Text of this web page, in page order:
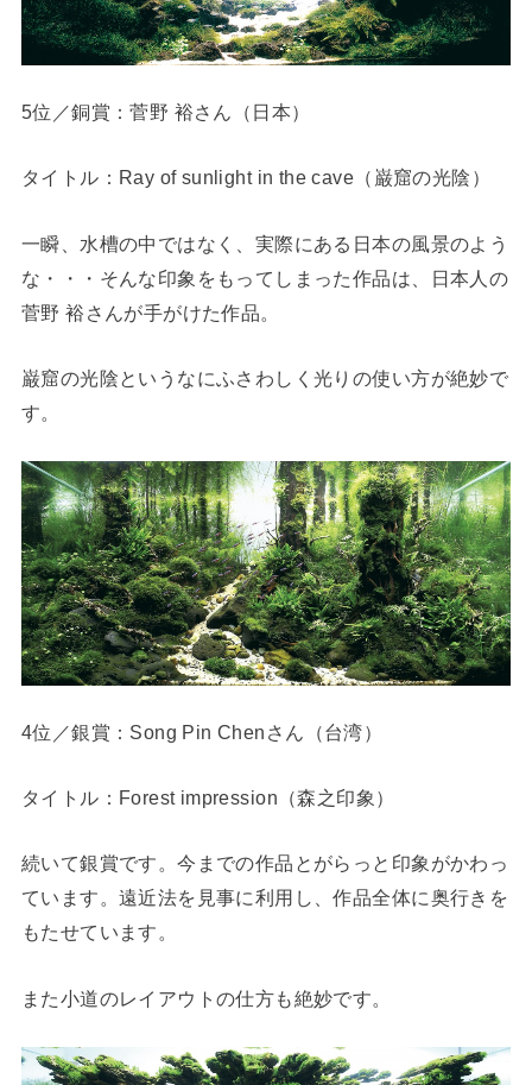
5位／銅賞：菅野 裕さん（日本）
タイトル：Ray of sunlight in the cave（巌窟の光陰）
一瞬、水槽の中ではなく、実際にある日本の風景のよう
な・・・そんな印象をもってしまった作品は、日本人の
菅野 裕さんが手がけた作品。
巌窟の光陰というなにふさわしく光りの使い方が絶妙で
す。
4位／銀賞：Song Pin Chenさん（台湾）
タイトル：Forest impression（森之印象）
続いて銀賞です。今までの作品とがらっと印象がかわっ
ています。遠近法を見事に利用し、作品全体に奥行きを
もたせています。
また小道のレイアウトの仕方も絶妙です。